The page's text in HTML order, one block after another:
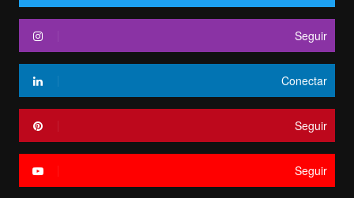
Seguir
Conectar
Seguir
Seguir